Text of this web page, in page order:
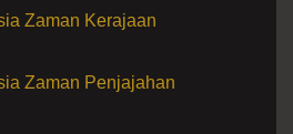
Zaman Kerajaan
Zaman Penjajahan